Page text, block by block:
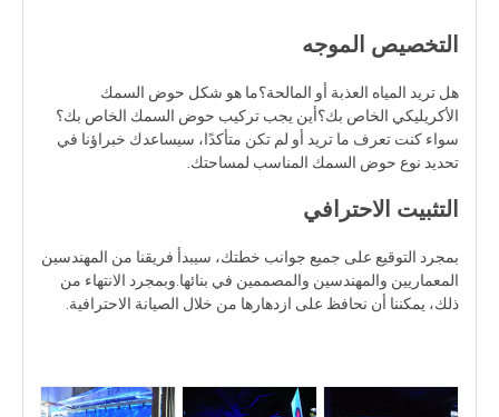
التخصيص الموجه
هل تريد المياه العذبة أو المالحة؟ما هو شكل حوض السمك
الأكريليكي الخاص بك؟أين يجب تركيب حوض السمك الخاص بك؟
سواء كنت تعرف ما تريد أو لم تكن متأكدًا، سيساعدك خبراؤنا في
تحديد نوع حوض السمك المناسب لمساحتك.
التثبيت الاحترافي
بمجرد التوقيع على جميع جوانب خطتك، سيبدأ فريقنا من المهندسين
المعماريين والمهندسين والمصممين في بنائها.وبمجرد الانتهاء من
ذلك، يمكننا أن نحافظ على ازدهارها من خلال الصيانة الاحترافية.